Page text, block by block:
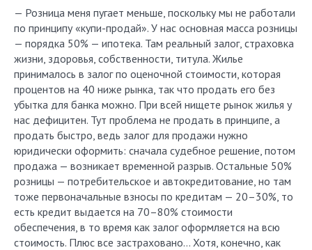
— Розница меня пугает меньше, поскольку мы не работали
по принципу «купи-продай». У нас основная масса розницы
— порядка 50% — ипотека. Там реальный залог, страховка
жизни, здоровья, собственности, титула. Жилье
принималось в залог по оценочной стоимости, которая
процентов на 40 ниже рынка, так что продать его без
убытка для банка можно. При всей нищете рынок жилья у
нас дефицитен. Тут проблема не продать в принципе, а
продать быстро, ведь залог для продажи нужно
юридически оформить: сначала судебное решение, потом
продажа — возникает временной разрыв. Остальные 50%
розницы — потребительское и автокредитование, но там
тоже первоначальные взносы по кредитам — 20–30%, то
есть кредит выдается на 70–80% стоимости
обеспечения, в то время как залог оформляется на всю
стоимость. Плюс все застраховано… Хотя, конечно, как